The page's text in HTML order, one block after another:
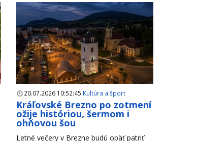
20.07.2026 10:52:45 Kultúra a šport
Kráľovské Brezno po zotmení
ožije históriou, šermom i
ohňovou šou
Letné večery v Brezne budú opäť patriť